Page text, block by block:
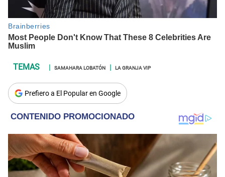
SAMAHARA LOBATÓN LA GRANJA VIP
Prefiero a El Popular en Google